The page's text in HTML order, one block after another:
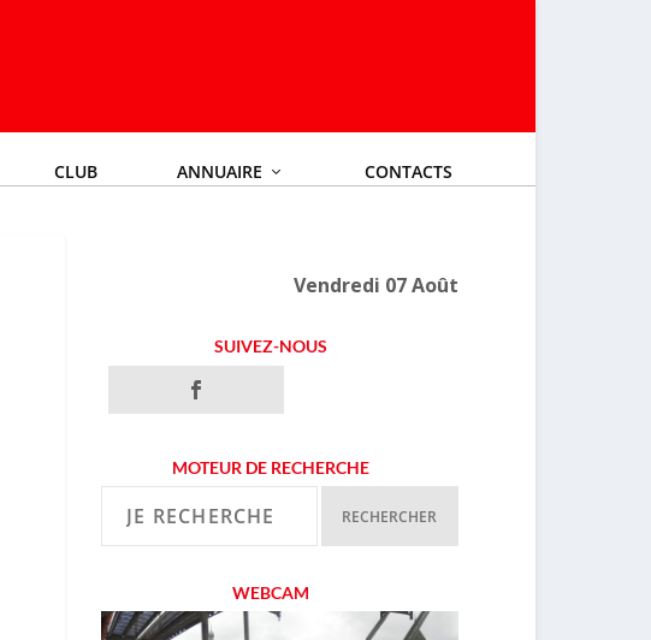
CLUB ANNUAIRE CONTACTS
Vendredi 07 Août
SUIVEZ-NOUS
MOTEUR DE RECHERCHE
WEBCAM